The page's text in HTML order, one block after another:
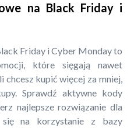
na Black Friday i
Friday i Cyber Monday to
które sięgają nawet
chcesz kupić więcej za mniej,
Sprawdź aktywne kody
najlepsze rozwiązanie dla
się na korzystanie z bazy